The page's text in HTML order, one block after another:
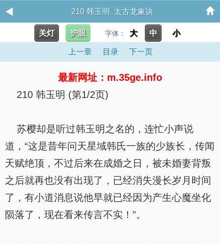
210 韩玉明 太古龙象诀
关灯 护眼 字体： 大 中 小
上一章 目录 下一页
最新网址：m.35ge.info
210 韩玉明 (第1/2页)
苏樱却是听过韩玉明之名的，连忙小声说
道，“这是昔年问天星域韩氏一族的少族长，传闻
天赋绝顶，不过后来在成婚之日，被未婚妻背叛
之后就再也没有出现了，已经消失漫长岁月时间
了，有小道消息说他早就已经因为产生心魔坐化
陨落了，现在看来传言不实！”。